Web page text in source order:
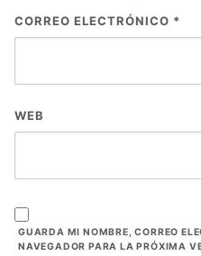
CORREO ELECTRÓNICO *
WEB
GUARDA MI NOMBRE, CORREO
NAVEGADOR PARA LA PRÓXIMA